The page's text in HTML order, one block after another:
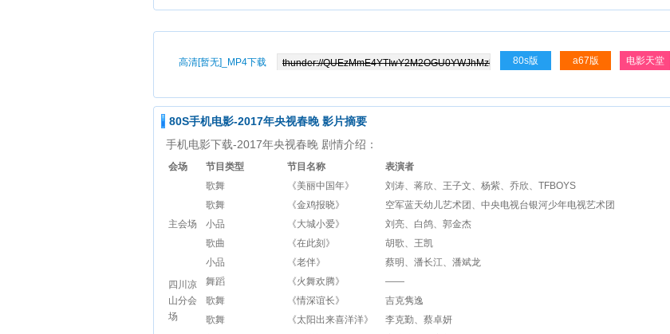
高清[暂无]_MP4下载 80s版 a67版 电影天堂
80S手机电影-2017年央视春晚 影片摘要
手机电影下载-2017年央视春晚 剧情介绍：
会场 节目类型 节目名称 表演者
主会场
歌舞 《美丽中国年》
刘涛、蒋欣、王子文、杨紫、乔欣、TFBOYS
歌舞
《金鸡报晓》
空军蓝天幼儿艺术团、中央电视台银河少年电视艺术团
小品
《大城小爱》
刘亮、白鸽、郭金杰
歌曲
《在此刻》
胡歌、王凯
小品
《老伴》
蔡明、潘长江、潘斌龙
四川凉
山分会
场
舞蹈 《火舞欢腾》
——
歌舞
《情深谊长》
吉克隽逸
歌舞
《太阳出来喜洋洋》 李克勤、蔡卓妍